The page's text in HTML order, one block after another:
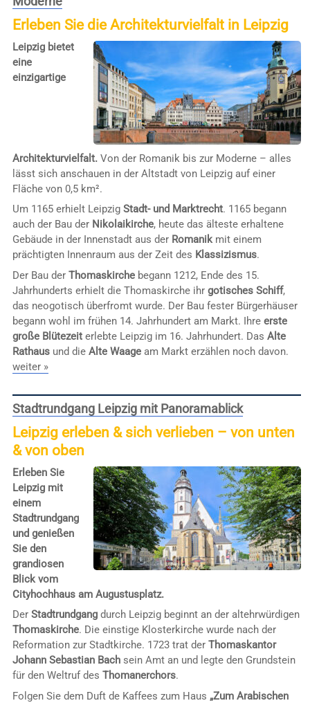
Erleben Sie die Architekturvielfalt in Leipzig
Leipzig bietet
eine
einzigartige
Architekturvielfalt.Von der Romanik bis zur Moderne – alles
lässt sich anschauen in der Altstadt von Leipzig auf einer
Fläche von 0,5 km².
Um 1165 erhielt Leipzig Stadt- und Marktrecht. 1165 begann
auch der Bau der Nikolaikirche, heute das älteste erhaltene
Gebäude in der Innenstadt aus der Romanikmit einem
prächtigten Innenraum aus der Zeit des Klassizismus.
Der Bau der Thomaskirchebegann 1212, Ende des 15.
Jahrhunderts erhielt die Thomaskirche ihr gotisches Schiff,
das neogotisch überfromt wurde. Der Bau fester Bürgerhäuser
begann wohl im frühen 14. Jahrhundert am Markt. Ihre erste
große Blütezeiterlebte Leipzig im 16. Jahrhundert. Das Alte
Rathausund die Alte Waageam Markt erzählen noch davon.
weiter »
Stadtrundgang Leipzig mit Panoramablick
Leipzig erleben & sich verlieben – von unten
& von oben
Erleben Sie
Leipzig mit
einem
Stadtrundgang
und genießen
Sie den
grandiosen
Blick vom
Cityhochhaus am Augustusplatz.
Der Stadtrundgangdurch Leipzig beginnt an der altehrwürdigen
Thomaskirche. Die einstige Klosterkirche wurde nach der
Reformation zur Stadtkirche. 1723 trat der Thomaskantor
Johann Sebastian Bachsein Amt an und legte den Grundstein
für den Weltruf des Thomanerchors.
Folgen Sie dem Duft de Kaffees zum Haus „Zum Arabischen